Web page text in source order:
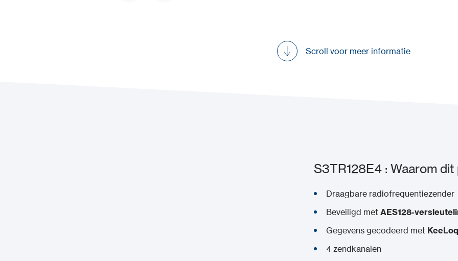
Scroll voor meer informatie
S3TR128E4 : Waarom
Draagbare radiofrequentiezender
Beveiligd met AES128-
Gegevens gecodeerd met
4 zendkanalen